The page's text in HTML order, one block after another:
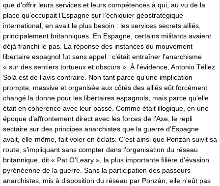
que d’offrir leurs services et leurs compétences à qui, au vu de la
place qu’occupait l’Espagne sur l’échiquier géostratégique
international, en avait le plus besoin : les services secrets alliés,
principalement britanniques. En Espagne, certains militants avaient
déjà franchi le pas. La réponse des instances du mouvement
libertaire espagnol fut sans appel : c’était entraîner l’anarchisme
« sur des sentiers tortueux et obscurs ». À l’évidence, Antonio Téllez
Solà est de l’avis contraire. Non tant parce qu’une implication
prompte, massive et organisée aux côtés des alliés eût forcément
changé la donne pour les libertaires espagnols, mais parce qu’elle
était en cohérence avec leur passé. Comme était illogique, en une
époque d’affrontement direct avec les forces de l’Axe, le repli
sectaire sur des principes anarchistes que la guerre d’Espagne
avait, elle-même, fait voler en éclats. C’est ainsi que Ponzán suivit sa
route, s’impliquant sans compter dans l’organisation du réseau
britannique, dit « Pat O’Leary », la plus importante filière d’évasion
pyrénéenne de la guerre. Sans la participation des passeurs
anarchistes, mis à disposition du réseau par Ponzán, elle n’eût pas